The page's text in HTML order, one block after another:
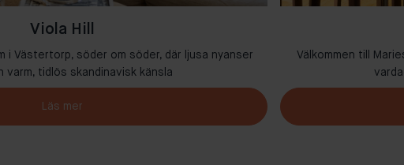
Viola Hill
i Västertorp, söder om söder, där ljusa nyanser
varm, tidlös skandinavisk känsla
Läs mer
Välkommen till